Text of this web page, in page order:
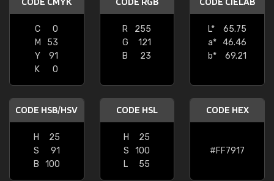
C
0
M
53
Y
91
K
0
R
255
G
121
B
23
L*
65.75
a*
46.46
b*
69.21
CODE HSB/HSV
H
25
S
91
B
100
CODE HSL
H
25
S
100
L
55
CODE HEX
#FF7917